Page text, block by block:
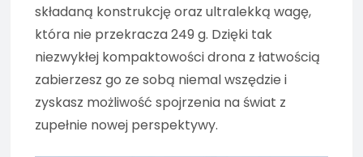
składaną konstrukcję oraz ultralekką wagę,
która nie przekracza 249 g. Dzięki tak
niezwykłej kompaktowości drona z łatwością
zabierzesz go ze sobą niemal wszędzie i
zyskasz możliwość spojrzenia na świat z
zupełnie nowej perspektywy.